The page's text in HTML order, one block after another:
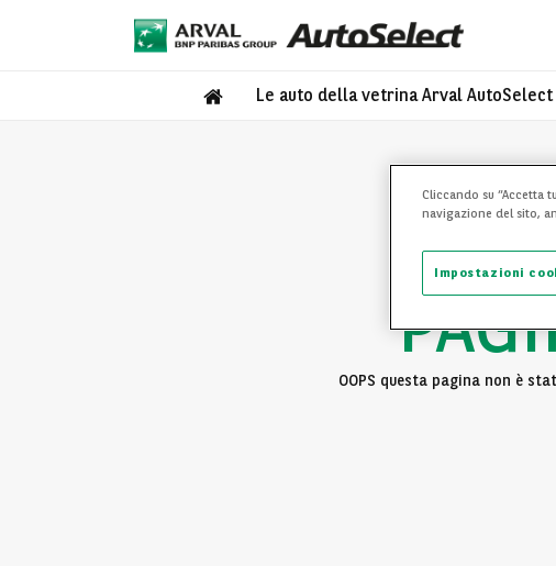
Le auto della vetrina Arval AutoSelect
OOPS questa pagina non è
Cliccando su “Accetta
navigazione del sito,
Impostazioni